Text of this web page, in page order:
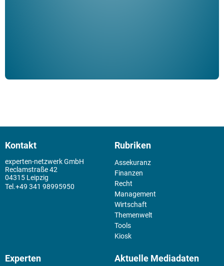
Kontakt
experten-netzwerk GmbH
Reclamstraße 42
04315 Leipzig
+49 341 98995950
Rubriken
Assekuranz
Finanzen
Recht
Management
Wirtschaft
Themenwelt
Tools
Kiosk
Experten Aktuelle Mediadaten